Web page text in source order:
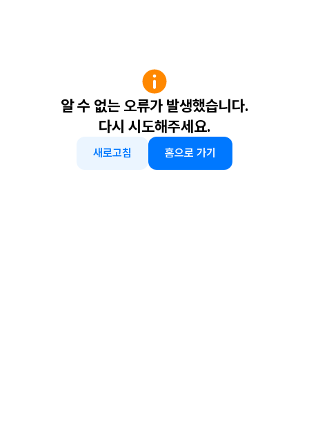
알 수 없는 오류가 발생했습니다.
다시 시도해주세요.
새로고침 홈으로 가기